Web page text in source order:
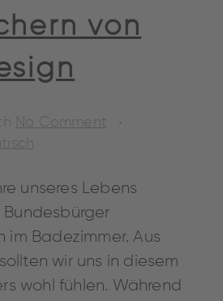
von
No Comment
unseres Lebens
im Badezimmer. Aus
wir uns in diesem
wohl fühlen. Während